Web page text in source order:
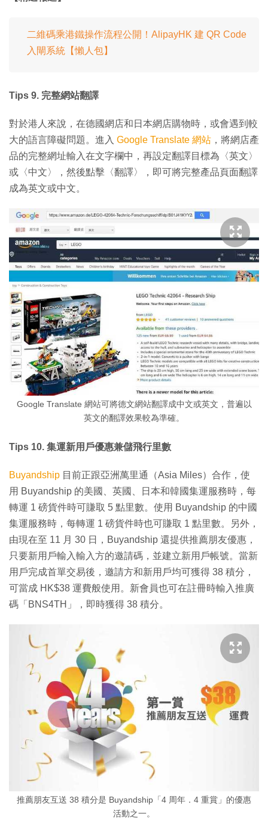
二維碼乘港鐵操作流程公開！AlipayHK 建 QR Code
入閘系統【懶人包】
Tips 9. 完整網站翻譯
對於港人來說，在德國網店和日本網店購物時，或會遇到較
大的語言障礙問題。進入 Google Translate 網站 ，將網店產
品的完整網址輸入在文字欄中，再設定翻譯目標為〈英文〉
或〈中文〉，然後點擊〈翻譯〉，即可將完整產品頁面翻譯
成為英文或中文。
Google Translate 網站可將德文網站翻譯成中文或英文，普遍以
英文的翻譯效果較為準確。
Tips 10. 集運新用戶優惠兼儲飛行里數
Buyandship 目前正跟亞洲萬里通（Asia Miles）合作，使
用 Buyandship 的美國、英國、日本和韓國集運服務時，每
轉運 1 磅貨件時可賺取 5 點里數。使用 Buyandship 的中國
集運服務時，每轉運 1 磅貨件時也可賺取 1 點里數。另外，
由現在至 11 月 30 日，Buyandship 還提供推薦朋友優惠，
只要新用戶輸入輸入方的邀請碼，並建立新用戶帳號。當新
用戶完成首單交易後，邀請方和新用戶均可獲得 38 積分，
可當成 HK$38 運費般使用。新會員也可在註冊時輸入推廣
碼「BNS4TH」，即時獲得 38 積分。
推薦朋友互送 38 積分是 Buyandship「4 周年．4 重賞」的優惠
活動之一。